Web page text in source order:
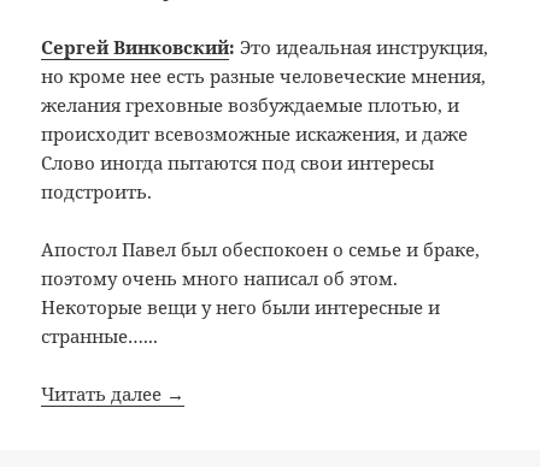
Сергей Винковский: Это идеальная инструкция,
но кроме нее есть разные человеческие мнения,
желания греховные возбуждаемые плотью, и
происходит всевозможные искажения, и даже
Слово иногда пытаются под свои интересы
подстроить.
Апостол Павел был обеспокоен о семье и браке,
поэтому очень много написал об этом.
Некоторые вещи у него были интересные и
странные…...
Читать далее →